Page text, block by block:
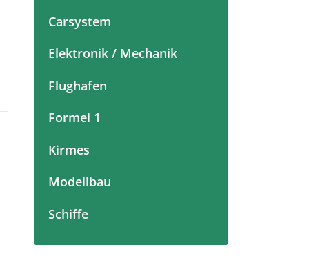
Carsystem
Elektronik / Mechanik
Flughafen
Formel 1
Kirmes
Modellbau
Schiffe